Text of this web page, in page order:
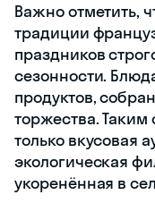
Важно отметить,
традиции
праздников
сезонности.
продуктов,
торжества.
только вкусовая
экологическая
укоренённая в